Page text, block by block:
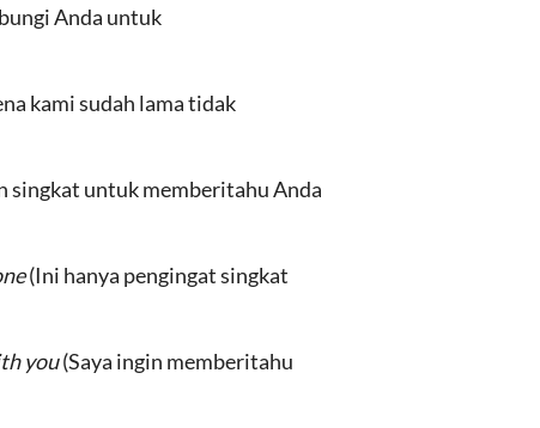
Anda untuk
kami sudah lama tidak
singkat untuk memberitahu Anda
(Ini hanya pengingat singkat
you(Saya ingin memberitahu